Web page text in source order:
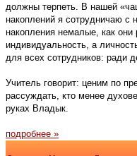
должны терпеть. В нашей
накоплений я сотрудничаю с
накопления немалые, как
индивидуальность, а
для всех сотрудников: ради
Учитель говорит: ценим по
рассуждать, кто менее
руках Владык.
подробнее »